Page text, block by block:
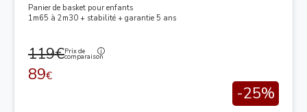
Panier de basket pour enfants
1m65 à 2m30 + stabilité + garantie 5 ans
119€Prix de
comparaison
89€
-25%